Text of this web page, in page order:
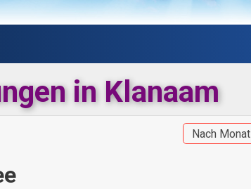
in Klanaam
Nach Monat